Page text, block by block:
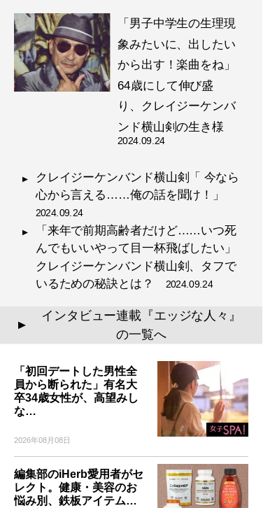
「男子中学生の生理現
象みたいに、出したい
から出す！楽曲をね」
64歳にして伸び盛
り、クレイジーケンバ
ンド横山剣の生き様
2024.09.24
クレイジーケンバンド横山剣「 今なら
心から言える……俺の話を聞け！」
2024.09.24
「来年で前期高齢者だけど……いつ死
んでもいいやって目一杯飛ばしたい」
クレイジーケンバンド横山剣、タフで
いるための秘訣とは？ 2024.09.24
▲
インタビュー連載『エッジな人々』
の一覧へ
「初回デートした男性全
員から断られた」有名大
卒34歳女性が、高望みし
な…
2026年08月08日
編集部のiHerb愛用者がセ
レクト。健康・美容のお
悩み別、鉄板アイテム…